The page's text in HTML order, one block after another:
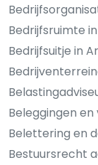
Bedrijfsruimte
Bedrijfsuitje in
Beleggingen
Belettering en
Bestuursrecht